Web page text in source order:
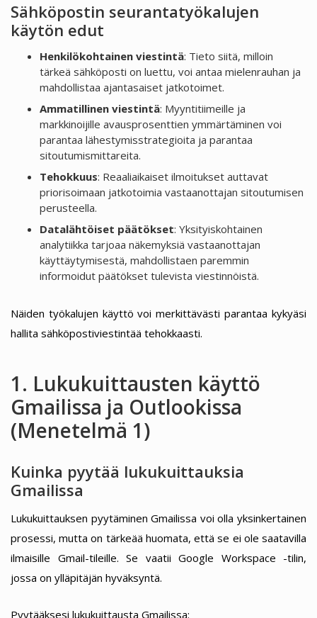
Sähköpostin seurantatyökalujen
käytön edut
Henkilökohtainen viestintä: Tieto siitä, milloin
tärkeä sähköposti on luettu, voi antaa mielenrauhan ja
mahdollistaa ajantasaiset jatkotoimet.
Ammatillinen viestintä: Myyntitiimeille ja
markkinoijille avausprosenttien ymmärtäminen voi
parantaa lähestymisstrategioita ja parantaa
sitoutumismittareita.
Tehokkuus: Reaaliaikaiset ilmoitukset auttavat
priorisoimaan jatkotoimia vastaanottajan sitoutumisen
perusteella.
Datalähtöiset päätökset: Yksityiskohtainen
analytiikka tarjoaa näkemyksiä vastaanottajan
käyttäytymisestä, mahdollistaen paremmin
informoidut päätökset tulevista viestinnöistä.
Näiden työkalujen käyttö voi merkittävästi parantaa kykyäsi
hallita sähköpostiviestintää tehokkaasti.
1. Lukukuittausten käyttö
Gmailissa ja Outlookissa
(Menetelmä 1)
Kuinka pyytää lukukuittauksia
Gmailissa
Lukukuittauksen pyytäminen Gmailissa voi olla yksinkertainen
prosessi, mutta on tärkeää huomata, että se ei ole saatavilla
ilmaisille Gmail-tileille. Se vaatii Google Workspace -tilin,
jossa on ylläpitäjän hyväksyntä.
Pyytääksesi lukukuittausta Gmailissa: